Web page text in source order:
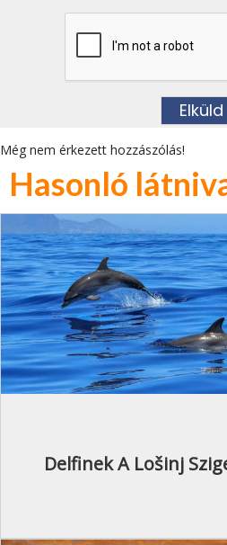
Még nem érkezett hozzászólás!
Hasonló
Delfinek A Lošinj